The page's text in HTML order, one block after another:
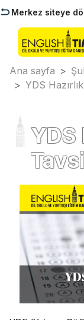
Merkez siteye
Ana sayfa >
> YDS
YDS